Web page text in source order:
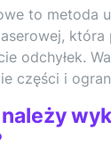
to metoda
która
odchyłek.
części i